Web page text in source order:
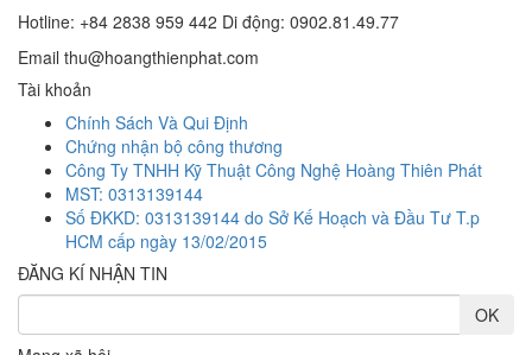
Hotline: +84 2838 959 442 Di động: 0902.81.49.77
Email thu@hoangthienphat.com
Tài khoản
Chính Sách Và Qui Định
Chứng nhận bộ công thương
Công Ty TNHH Kỹ Thuật Công Nghệ Hoàng Thiên Phát
MST: 0313139144
Số ĐKKD: 0313139144 do Sở Kế Hoạch và Đầu Tư T.p
HCM cấp ngày 13/02/2015
ĐĂNG KÍ NHẬN TIN